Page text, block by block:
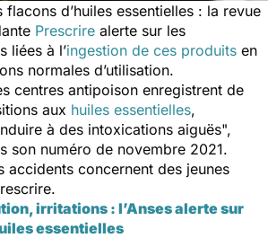
d’huiles essentielles : la revue
Prescrire alerte sur les
liées à l’ingestion de ces produits en
normales d’utilisation.
centres antipoison enregistrent de
aux huiles essentielles,
à des intoxications aiguës",
son numéro de novembre 2021.
accidents concernent des jeunes
irritations : l’Anses alerte sur
essentielles